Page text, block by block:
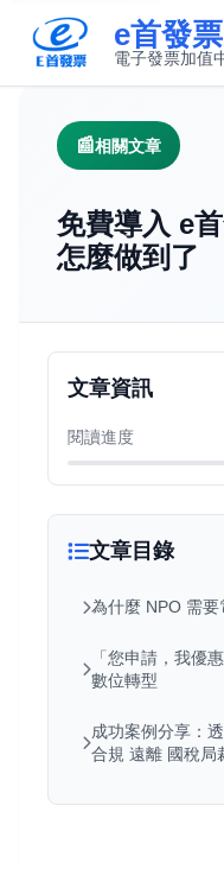
e首發票
電子發票加值
相關文章
免費導入 e
怎麼做到了
文章目錄
為什麼 NPO 需要
「您申請，我優
數位轉型
成功案例分享：
合規 遠離 國稅局
文章資訊
閱讀進度